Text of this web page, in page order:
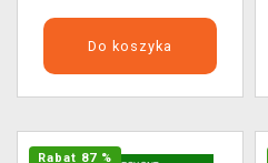
Do koszyka
Rabat 87 %